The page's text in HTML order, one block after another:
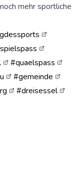
mehr sportliche
#quaelspass
#gemeinde
#dreisessel